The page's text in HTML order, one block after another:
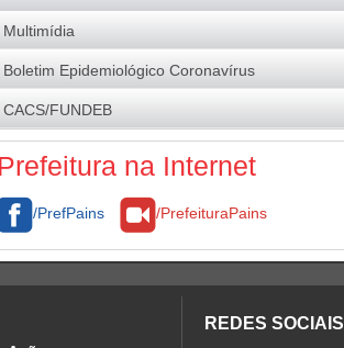
Atas de Registro de Preços
Resultados
Economia para o Município
Contratos
Concursos Abertos
Resultados
Multimídia
Galeria de Fotos
Brasão
Boletim Epidemiológico Coronavírus
CACS/FUNDEB
Prefeitura na Internet
/PrefPains /PrefeituraPains
REDES SOCIAIS